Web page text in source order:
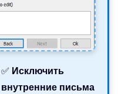
✅ Исключить
внутренние письма